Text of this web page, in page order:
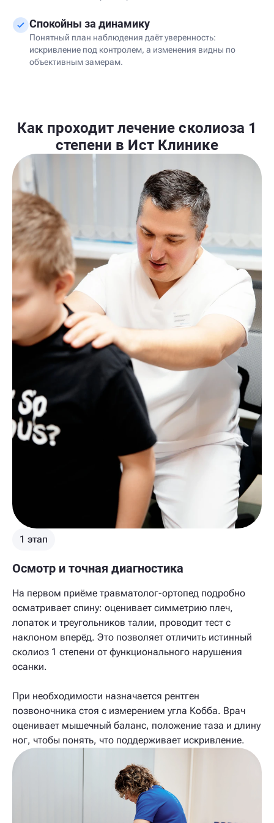
Спокойны за динамику
Понятный план наблюдения даёт уверенность:
искривление под контролем, а изменения видны по
объективным замерам.
Как проходит лечение сколиоза 1
степени в Ист Клинике
1 этап
Осмотр и точная диагностика
На первом приёме травматолог-ортопед подробно
осматривает спину: оценивает симметрию плеч,
лопаток и треугольников талии, проводит тест с
наклоном вперёд. Это позволяет отличить истинный
сколиоз 1 степени от функционального нарушения
осанки.
При необходимости назначается рентген
позвоночника стоя с измерением угла Кобба. Врач
оценивает мышечный баланс, положение таза и длину
ног, чтобы понять, что поддерживает искривление.